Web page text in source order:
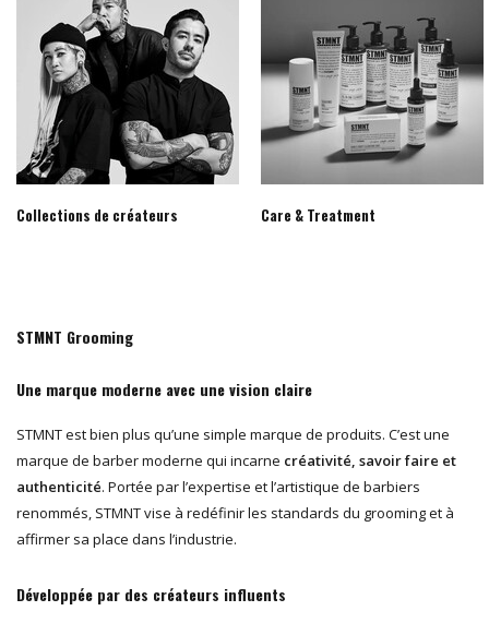
Collections de créateurs Care & Treatment
STMNT Grooming
Une marque moderne avec une vision claire
STMNT est bien plus qu’une simple marque de produits. C’est une
marque de barber moderne qui incarne créativité, savoir faire et
authenticité. Portée par l’expertise et l’artistique de barbiers
renommés, STMNT vise à redéfinir les standards du grooming et à
affirmer sa place dans l’industrie.
Développée par des créateurs influents